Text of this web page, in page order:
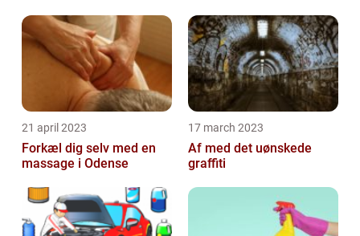
21 april 2023
Forkæl dig selv med en
massage i Odense
17 march 2023
Af med det uønskede
graffiti